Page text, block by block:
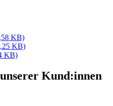
KB)
KB)
KB)
Kund:innen